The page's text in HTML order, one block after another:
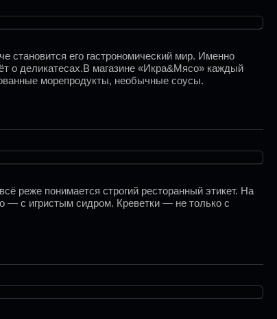
становится его гастрономический мир. Именно
о деликатесах.В магазине «Икра&Мясо» каждый
морепродукты, необычные соусы.
реже понимается строгий ресторанный этикет. На
— с игристым сидром. Креветки — не только с